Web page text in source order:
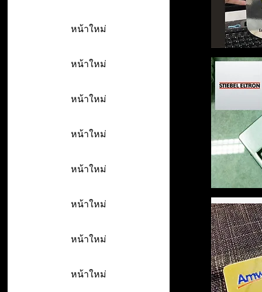
หน้าใหม่
หน้าใหม่
หน้าใหม่
หน้าใหม่
หน้าใหม่
หน้าใหม่
หน้าใหม่
หน้าใหม่